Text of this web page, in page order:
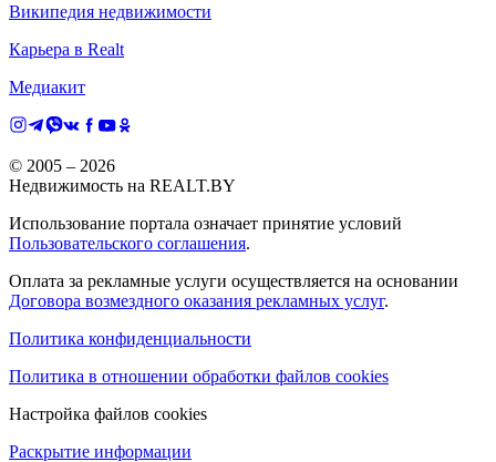
Википедия недвижимости
Карьера в Realt
Медиакит
© 2005 – 2026
Недвижимость на REALT.BY
Использование портала означает принятие условий
Пользовательского соглашения.
Оплата за рекламные услуги осуществляется на основании
Договора возмездного оказания рекламных услуг.
Политика конфиденциальности
Политика в отношении обработки файлов cookies
Настройка файлов cookies
Раскрытие информации